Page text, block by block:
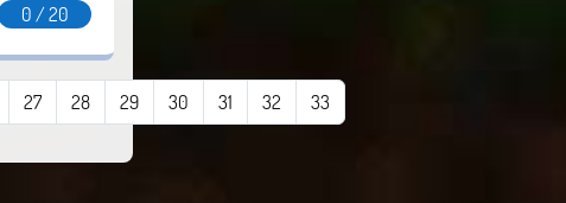
0 / 20
27 28 29 30 31 32 33